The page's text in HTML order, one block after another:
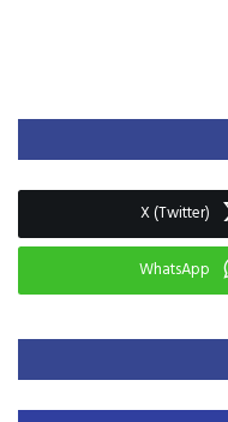
X (Twitter)
WhatsApp